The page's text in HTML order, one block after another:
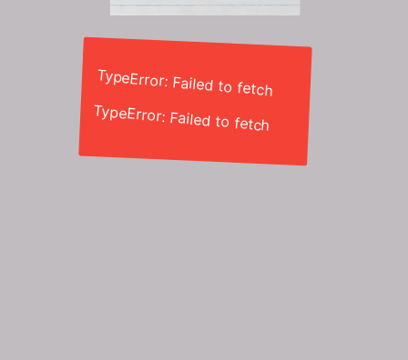
TypeError: Failed to fetch
TypeError: Failed to fetch